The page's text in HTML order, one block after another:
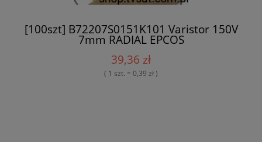
[100szt] B72207S0151K101 Varistor 150V
7mm RADIAL EPCOS
39,36 zł
( 1 szt. = 0,39 zł )